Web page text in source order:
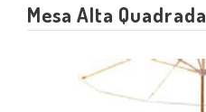
Mesa Alta Quadrada